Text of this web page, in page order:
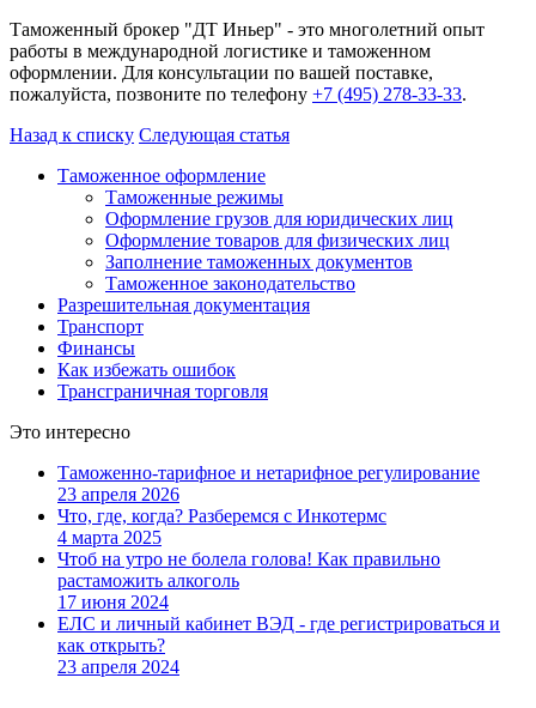
Таможенный брокер "ДТ Иньер" - это многолетний опыт
работы в международной логистике и таможенном
оформлении. Для консультации по вашей поставке,
пожалуйста, позвоните по телефону +7 (495) 278-33-33.
Назад к списку Следующая статья
Таможенное оформление
Таможенные режимы
Оформление грузов для юридических лиц
Оформление товаров для физических лиц
Заполнение таможенных документов
Таможенное законодательство
Разрешительная документация
Транспорт
Финансы
Как избежать ошибок
Трансграничная торговля
Это интересно
Таможенно-тарифное и нетарифное регулирование
23 апреля 2026
Что, где, когда? Разберемся с Инкотермс
4 марта 2025
Чтоб на утро не болела голова! Как правильно
растаможить алкоголь
17 июня 2024
ЕЛС и личный кабинет ВЭД - где регистрироваться и
как открыть?
23 апреля 2024